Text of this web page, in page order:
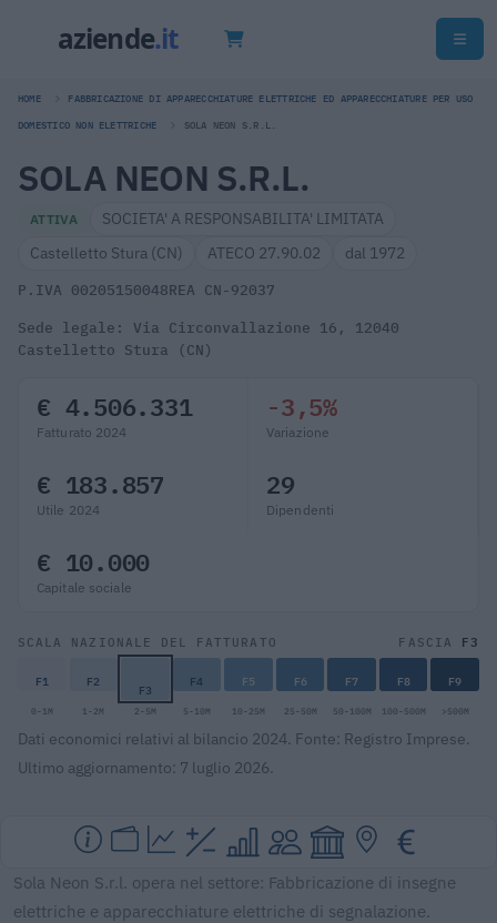
HOME FABBRICAZIONE DI APPARECCHIATURE ELETTRICHE ED APPARECCHIATURE PER USO
DOMESTICO NON ELETTRICHE SOLA NEON S.R.L.
SOLA NEON S.R.L.
ATTIVA
SOCIETA' A RESPONSABILITA' LIMITATA
Castelletto Stura (CN)
ATECO 27.90.02 dal 1972
P.IVA 00205150048REA CN-92037
Sede legale: Via Circonvallazione 16, 12040
Castelletto Stura (CN)
€ 4.506.331
Fatturato 2024
-3,5%
Variazione
€ 183.857
Utile 2024
29
Dipendenti
€ 10.000
Capitale sociale
SCALA NAZIONALE DEL FATTURATO FASCIA F3
F1 F2 F3 F4 F5 F6 F7 F8 F9
0-1M 1-2M 2-5M 5-10M 10-25M 25-50M 50-100M 100-500M >500M
Dati economici relativi al bilancio 2024. Fonte: Registro Imprese.
Ultimo aggiornamento: 7 luglio 2026.
Sola Neon S.r.l. opera nel settore: Fabbricazione di insegne
elettriche e apparecchiature elettriche di segnalazione.